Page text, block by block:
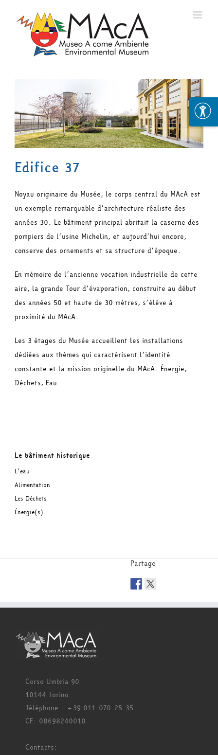
Edifice 37
Noyau originaire du Musée, le corps central du MAcA est
un exemple remarquable d’architecture réaliste des
années 30. Le bâtiment principal abritait la caserne des
pompiers de l’usine Michelin, et aujourd’hui encore,
conserve des ornements et sa structure d’époque.
En mémoire de l’ancienne vocation industrielle de cette
aire, la grande Tour d’évaporation, construite au début
des années 50 et haute de 30 mètres, s’élève à
proximité du MAcA.
Les 3 étages du Musée accueillent les installations
dédiées aux thèmes qui caractérisent l’identité
constante et la mission originelle du MAcA: Énergie,
Déchets, Eau.
Le bâtiment historique
L’eau
Alimentation
Les Déchets
Énergie(s)
Partage
Corso Umbria 90
10144 Torino
Téléphone : +39 011.070.25.35
CF: 08698240010
Contacts: